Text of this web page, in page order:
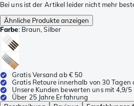
Bei uns ist der Artikel leider nicht mehr
Ähnliche Produkte anzeigen
Farbe: Braun, Silber
Gratis Versand ab € 50
Gratis Retoure innerhalb von 30 Tagen
Unsere Kunden bewerten uns mit 4,9/5
Über 25 Jahre Erfahrung